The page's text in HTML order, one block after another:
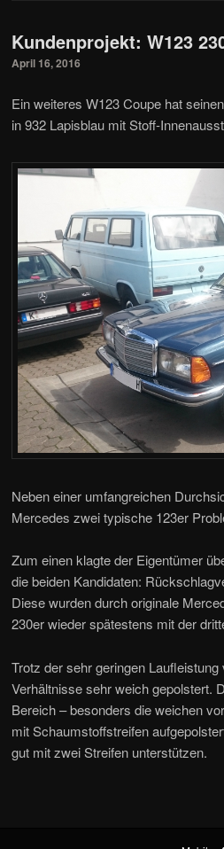
Kundenprojekt: W123
April 16, 2016
Ein weiteres W123 Coupe hat
in 932 Lapisblau mit Stoff-
Neben einer umfangreichen
Mercedes zwei typische 123er
Zum einen klagte der Eigentümer
die beiden Kandidaten:
Diese wurden durch originale
230er wieder spätestens mit der
Trotz der sehr geringen
Verhältnisse sehr weich gepolstert.
Bereich – besonders die weichen
mit Schaumstoffstreifen
gut mit zwei Streifen unterstützen.